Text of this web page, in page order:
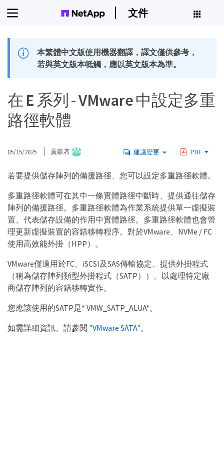
文件
本繁體中文版使用機器翻譯，譯文僅供參考，
若與英文版本牴觸，應以英文版本為準。
在 E 系列 - VMware 中設定多重
路徑軟體
05/15/2025 貢獻者 建議變更 PDF
若要提供儲存陣列的備援路徑、您可以設定多重路徑軟體。
多重路徑軟體可在其中一條實體路徑中斷時、提供通往儲存
陣列的備援路徑。多重路徑軟體為作業系統提供單一虛擬裝
置、代表儲存設備的作用中實體路徑。多重路徑軟體也會管
理更新虛擬裝置的容錯移轉程序。對於VMware、NVMe / FC
使用高效能外掛（HPP）。
VMware僅適用於FC、iSCSI及SAS傳輸協定、提供外掛程式
（稱為儲存陣列類型外掛程式（SATP））、以處理特定廠
商儲存陣列的容錯移轉實作。
您應該使用的SATP是* VMW_SATP_ALUA*。
如需詳細資訊、請參閱 "VMware SATA"。